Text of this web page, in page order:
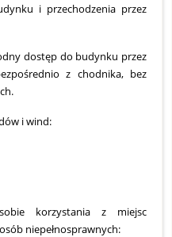
i przechodzenia przez
dostęp do budynku przez
z chodnika, bez
i wind:
korzystania z miejsc
niepełnosprawnych: